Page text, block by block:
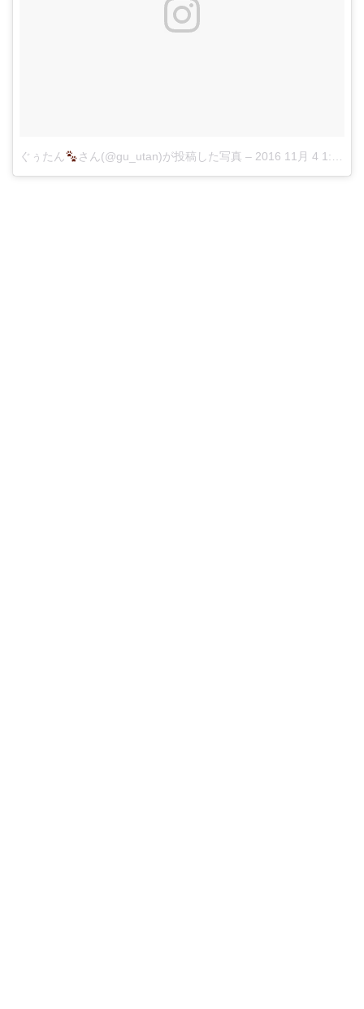
ぐぅたん さん(@gu_utan)が投稿した写真 – 2016 11月 4 1:02午前 PDT